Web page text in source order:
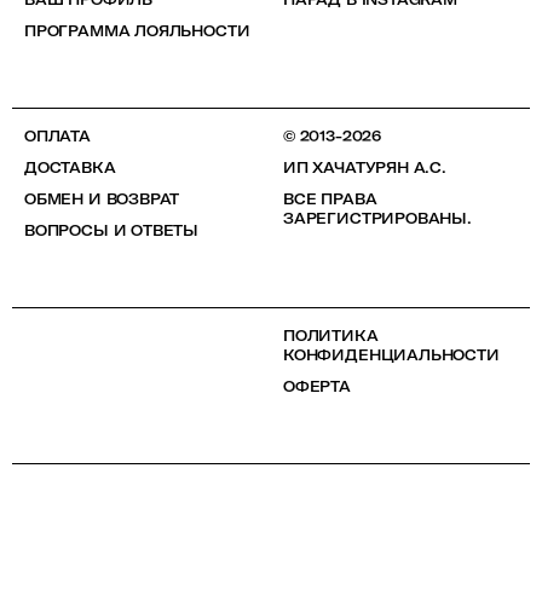
ПРОГРАММА ЛОЯЛЬНОСТИ
ОПЛАТА
ДОСТАВКА
ОБМЕН И ВОЗВРАТ
ВОПРОСЫ И ОТВЕТЫ
© 2013-2026
ИП ХАЧАТУРЯН А.С.
ВСЕ ПРАВА
ЗАРЕГИСТРИРОВАНЫ.
ПОЛИТИКА
КОНФИДЕНЦИАЛЬНОСТИ
ОФЕРТА